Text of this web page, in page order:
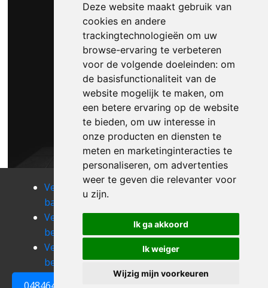
Deze website maakt gebruik van
cookies en andere
trackingtechnologieën om uw
browse-ervaring te verbeteren
voor de volgende doeleinden: om
de basisfunctionaliteit van de
website mogelijk te maken, om
een betere ervaring op de website
te bieden, om uw interesse in
onze producten en diensten te
meten en marketinginteracties te
personaliseren, om advertenties
weer te geven die relevanter voor
u zijn.
Ik ga akkoord
Ik weiger
Wijzig mijn voorkeuren
0484648161
Verhuizen
batsheers
Verhuizen
Verhuizen
Verhuizen
berg
Verhuizen
beringen
Verhuizen
berlingen
Verhuizen
beverlo
Verhuizen
beverst
Verhuizen
bilzen